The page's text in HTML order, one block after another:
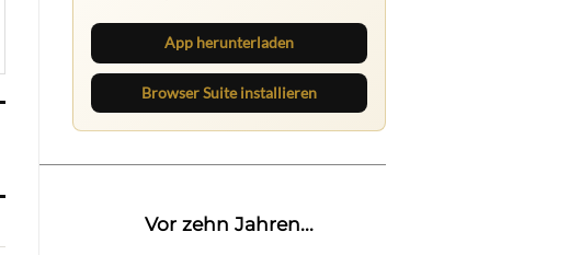
App herunterladen
Browser Suite installieren
Vor zehn Jahren...